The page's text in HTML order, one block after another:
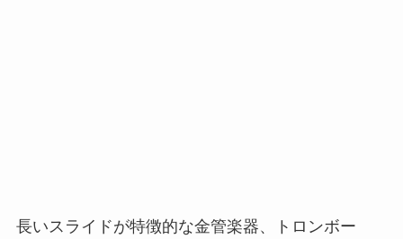
長いスライドが特徴的な金管楽器、トロンボー